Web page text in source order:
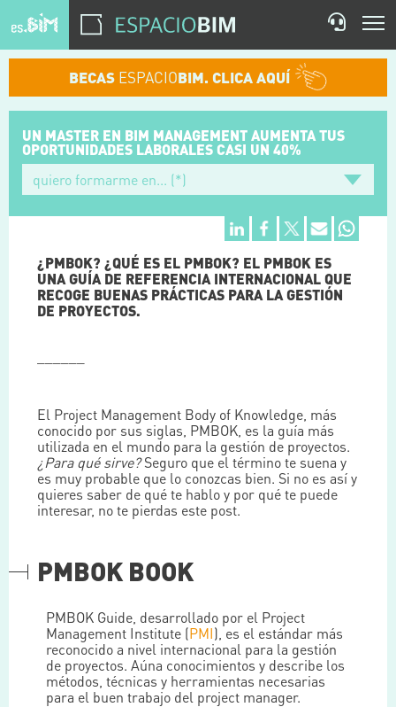
BECAS ESPACIOBIM. CLICA AQUÍ
UN MASTER EN BIM MANAGEMENTAUMENTA TUS
OPORTUNIDADES LABORALES CASI UN 40%
¿PMBOK? ¿QUÉ ES EL PMBOK? EL PMBOK ES
UNA GUÍA DE REFERENCIA INTERNACIONAL QUE
RECOGE BUENAS PRÁCTICAS PARA LA GESTIÓN
DE PROYECTOS.
El Project Management Body of Knowledge, más
conocido por sus siglas, PMBOK, es la guía más
utilizada en el mundo para la gestión de proyectos.
¿Para qué sirve?Seguro que el término te suena y
es muy probable que lo conozcas bien. Si no es así y
quieres saber de qué te hablo y por qué te puede
interesar, no te pierdas este post.
PMBOK BOOK
PMBOK Guide, desarrollado por el Project
Management Institute (PMI), es el estándar más
reconocido a nivel internacional para la gestión
de proyectos. Aúna conocimientos y describe los
métodos, técnicas y herramientas necesarias
para el buen trabajo del project manager.